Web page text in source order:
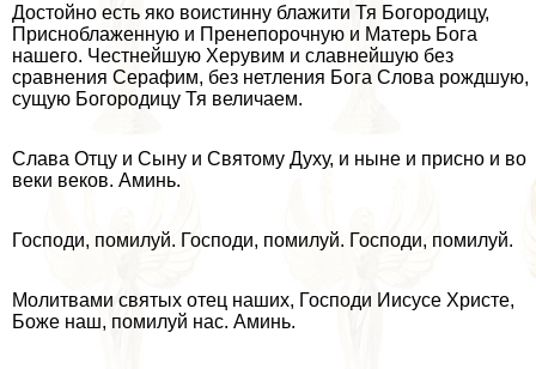
Достойно есть яко воистинну блажити Тя Богородицу,
Присноблаженную и Пренепорочную и Матерь Бога
нашего. Честнейшую Херувим и славнейшую без
сравнения Серафим, без нетления Бога Слова рождшую,
сущую Богородицу Тя величаем.
Слава Отцу и Сыну и Святому Духу, и ныне и присно и во
веки веков. Аминь.
Господи, помилуй. Господи, помилуй. Господи, помилуй.
Молитвами святых отец наших, Господи Иисусе Христе,
Боже наш, помилуй нас. Аминь.